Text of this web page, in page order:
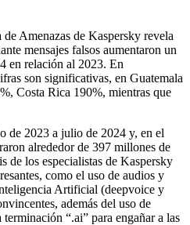
Amenazas de Kaspersky revela
mensajes falsos aumentaron un
en relación al 2023. En
son significativas, en Guatemala
Costa Rica 190%, mientras que
de 2023 a julio de 2024 y, en el
alrededor de 397 millones de
de los especialistas de Kaspersky
como el uso de audios y
Artificial (deepvoice y
además del uso de
“.ai” para engañar a las